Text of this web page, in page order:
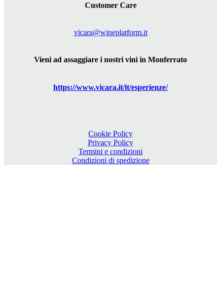
Customer Care
vicara@wineplatform.it
Vieni ad assaggiare i nostri vini in Monferrato
https://www.vicara.it/it/esperienze/
Cookie Policy
Privacy Policy
Termini e condizioni
Condizioni di spedizione